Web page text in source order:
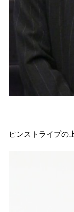
ピンストライプの